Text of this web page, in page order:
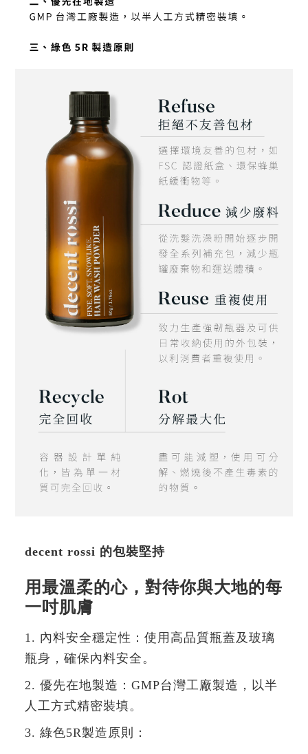
decent rossi 的包裝堅持
用最溫柔的心，對待你與大地的每
一吋肌膚
1. 內料安全穩定性：使用高品質瓶蓋及玻璃
瓶身，確保內料安全。
2. 優先在地製造：GMP台灣工廠製造，以半
人工方式精密裝填。
3. 綠色5R製造原則：